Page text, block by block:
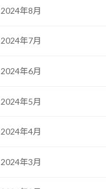
2024年8月
2024年7月
2024年6月
2024年5月
2024年4月
2024年3月